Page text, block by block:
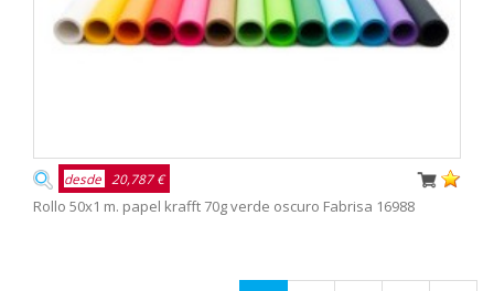
desde 20,787 €
Rollo 50x1 m. papel krafft 70g verde oscuro Fabrisa 16988